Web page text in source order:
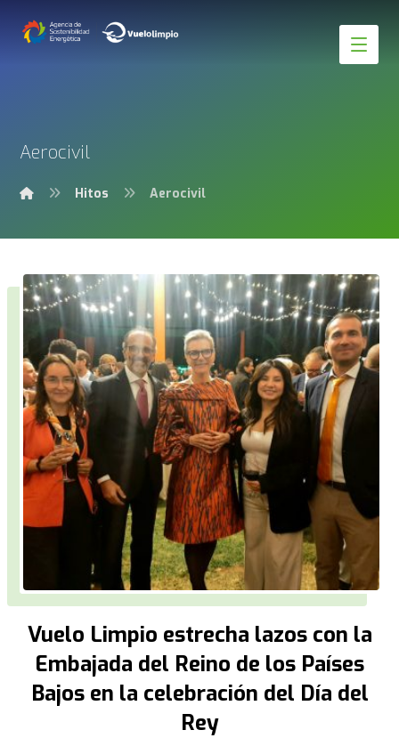
Aerocivil
Hitos Aerocivil
Vuelo Limpio estrecha lazos con la
Embajada del Reino de los Países
Bajos en la celebración del Día del
Rey